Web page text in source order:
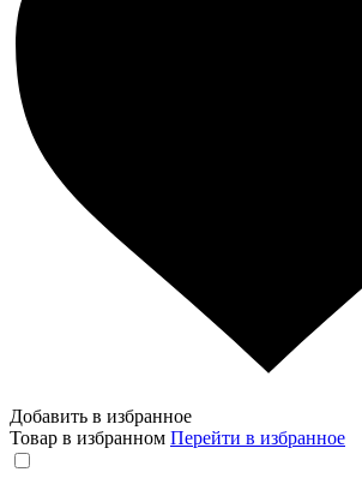
Добавить в избранное
Товар в избранном Перейти в избранное